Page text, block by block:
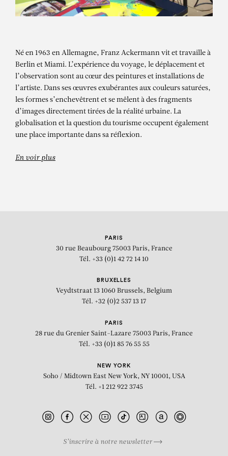
FRANZ ACKERMANN
La tente
Né en 1963 en Allemagne, Franz Ackermann vit et travaille à
Berlin et Miami. L’expérience du voyage, le déplacement et
l’observation sont au cœur des peintures et installations de
l’artiste. Dans ses œuvres exubérantes aux couleurs saturées,
les formes s’enchevêtrent et se mêlent à des fragments
d’images directement tirées de la réalité urbaine. La
globalisation et la question du tourisme occupent également
une place importante dans sa réflexion.
En voir plus
PARIS
30 rue Beaubourg 75003 Paris, France
Tél. +33 (0)1 42 72 14 10
BRUXELLES
Veydtstraat 13 1060 Brussels, Belgium
Tél. +32 (0)2 537 13 17
PARIS
28 rue du Grenier Saint-Lazare 75003 Paris, France
Tél. +33 (0)1 85 76 55 55
NEW YORK
Soho / Midtown East New York, NY 10001, USA
Tél. +1 212 922 3745
S’inscrire à notre newsletter